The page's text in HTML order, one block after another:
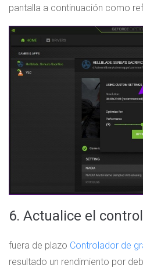
pantalla a continuación como
6. Actualice el
fuera de plazo Controlador de
resultado un rendimiento por